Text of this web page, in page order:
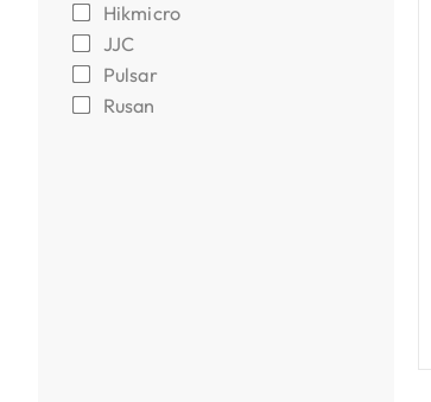
Hikmicro
JJC
Pulsar
Rusan